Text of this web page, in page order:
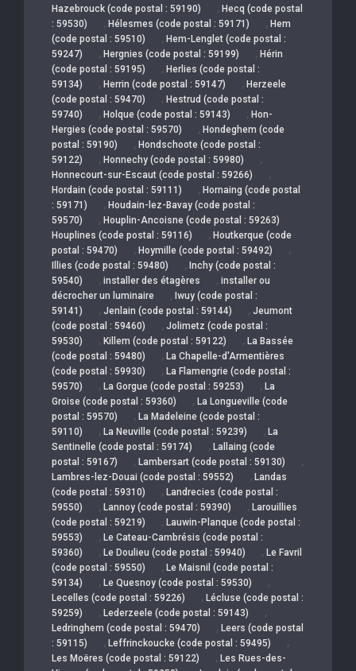
Hazebrouck (code postal : 59190) , Hecq (code postal
: 59530)
, Hélesmes (code postal : 59171) , Hem
(code postal : 59510)
, Hem-Lenglet (code postal :
59247)
, Hergnies (code postal : 59199) , Hérin
(code postal : 59195)
, Herlies (code postal :
59134)
, Herrin (code postal : 59147) , Herzeele
(code postal : 59470)
, Hestrud (code postal :
59740)
, Holque (code postal : 59143) , Hon-
Hergies (code postal : 59570)
, Hondeghem (code
postal : 59190)
, Hondschoote (code postal :
59122)
, Honnechy (code postal : 59980) ,
Honnecourt-sur-Escaut (code postal : 59266) ,
Hordain (code postal : 59111) , Hornaing (code postal
: 59171)
, Houdain-lez-Bavay (code postal :
59570)
, Houplin-Ancoisne (code postal : 59263)
Houplines (code postal : 59116)
, Houtkerque (code
postal : 59470)
, Hoymille (code postal : 59492) ,
Illies (code postal : 59480) , Inchy (code postal :
59540)
, installer des étagères , installer ou
décrocher un luminaire
, Iwuy (code postal :
59141)
, Jenlain (code postal : 59144) , Jeumont
(code postal : 59460)
, Jolimetz (code postal :
59530)
, Killem (code postal : 59122) , La Bassée
(code postal : 59480)
, La Chapelle-d'Armentières
(code postal : 59930)
, La Flamengrie (code postal :
59570)
, La Gorgue (code postal : 59253) , La
Groise (code postal : 59360)
, La Longueville (code
postal : 59570)
, La Madeleine (code postal :
59110)
, La Neuville (code postal : 59239) , La
Sentinelle (code postal : 59174)
, Lallaing (code
postal : 59167)
, Lambersart (code postal : 59130) ,
Lambres-lez-Douai (code postal : 59552) , Landas
(code postal : 59310)
, Landrecies (code postal :
59550)
, Lannoy (code postal : 59390) , Larouillies
(code postal : 59219)
, Lauwin-Planque (code postal :
59553)
, Le Cateau-Cambrésis (code postal :
59360)
, Le Doulieu (code postal : 59940) , Le Favril
(code postal : 59550)
, Le Maisnil (code postal :
59134)
, Le Quesnoy (code postal : 59530) ,
Lecelles (code postal : 59226) , Lécluse (code postal :
59259)
, Lederzeele (code postal : 59143) ,
Ledringhem (code postal : 59470) , Leers (code postal
: 59115)
, Leffrinckoucke (code postal : 59495) ,
Les Moëres (code postal : 59122) , Les Rues-des-